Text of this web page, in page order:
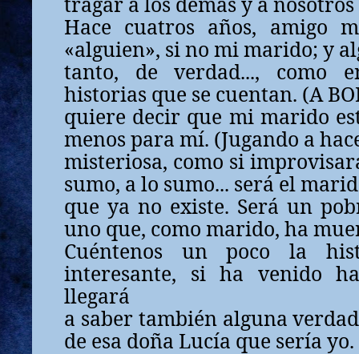
Hace cuatros años, amigo
«alguien», si no mi marido; y
tanto, de verdad..., como
historias que se cuentan. (A
quiere decir que mi marido
menos para mí. (Jugando a
misteriosa, como si
sumo, a lo sumo... será el
que ya no existe. Será un
uno que, como marido, ha
Cuéntenos un poco la
interesante, si ha venido
llegará
a saber también alguna
de esa doña Lucía que sería yo.